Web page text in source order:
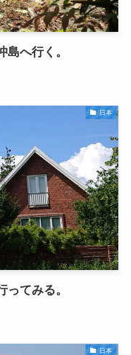
島へ行く。
日本
てみる。
日本